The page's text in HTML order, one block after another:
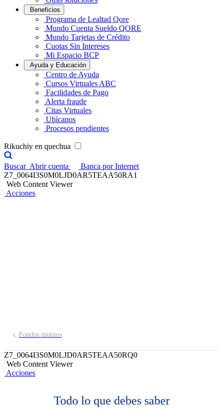
Beneficios
Programa de Lealtad Qore
Mundo Cuenta Sueldo QORE
Mundo Tarjetas de Crédito
Cuotas Sin Intereses
Mi Espacio BCP
Ayuda y Educación
Centro de Ayuda
Cursos Virtuales ABC
Facilidades de Pago
Alerta fraude
Citas Virtuales
Ubícanos
Procesos pendientes
Rikuchiy en quechua
Buscar Abrir cuenta
Banca por Internet
Z7_0064I3S0M0LJD0AR5TEAA50RA1
Web Content Viewer
Acciones
Fondos mutuos
Z7_0064I3S0M0LJD0AR5TEAA50RQ0
Web Content Viewer
Acciones
Todo lo que debes saber